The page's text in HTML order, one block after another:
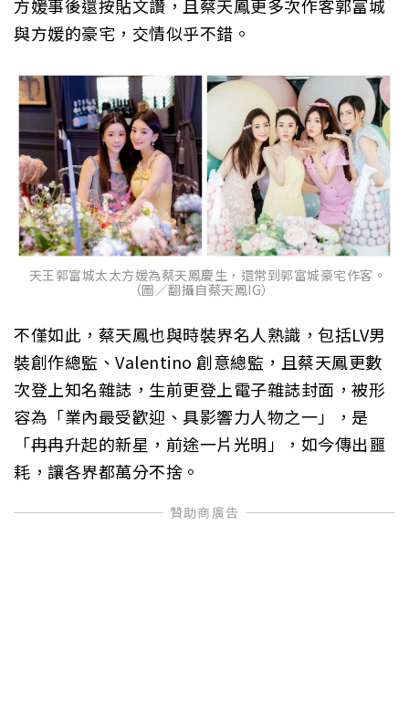
方媛事後還按貼文讚，且蔡天鳳更多次作客郭富城
與方媛的豪宅，交情似乎不錯。
天王郭富城太太方媛為蔡天鳳慶生，還常到郭富城豪宅作客。
（圖／翻攝自蔡天鳳IG）
不僅如此，蔡天鳳也與時裝界名人熟識，包括LV男
裝創作總監、Valentino 創意總監，且蔡天鳳更數
次登上知名雜誌，生前更登上電子雜誌封面，被形
容為「業內最受歡迎、具影響力人物之一」，是
「冉冉升起的新星，前途一片光明」，如今傳出噩
耗，讓各界都萬分不捨。